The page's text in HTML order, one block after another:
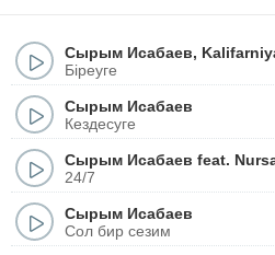
Сырым Исабаев,
Біреуге
Сырым Исабаев
Кездесуге
Сырым Исабаев feat.
24/7
Сырым Исабаев
Сол бир сезим